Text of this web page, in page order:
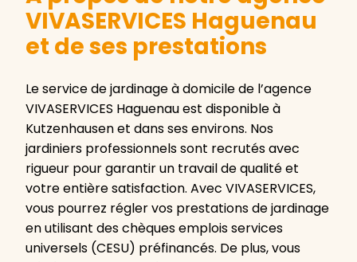
VIVASERVICES Haguenau
et de ses prestations
Le service de jardinage à domicile de l’agence
VIVASERVICES Haguenau est disponible à
Kutzenhausen et dans ses environs. Nos
jardiniers professionnels sont recrutés avec
rigueur pour garantir un travail de qualité et
votre entière satisfaction. Avec VIVASERVICES,
vous pourrez régler vos prestations de jardinage
en utilisant des chèques emplois services
universels (CESU) préfinancés. De plus, vous